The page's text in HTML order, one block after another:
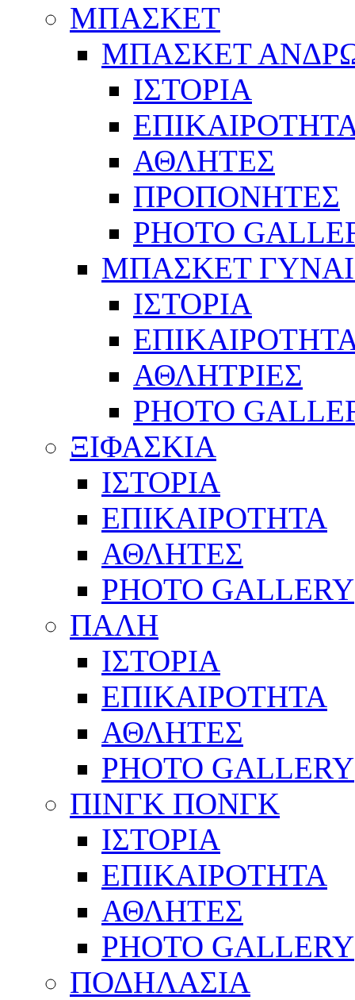
ΜΠΑΣΚΕΤ
ΜΠΑΣΚΕΤ
ΙΣΤΟΡΙΑ
ΑΘΛΗΤΕΣ
ΠΡΟΠΟΝΗΤΕΣ
PHOTO
ΜΠΑΣΚΕΤ
ΙΣΤΟΡΙΑ
ΑΘΛΗΤΡΙΕΣ
PHOTO
ΞΙΦΑΣΚΙΑ
ΙΣΤΟΡΙΑ
ΕΠΙΚΑΙΡΟΤΗΤΑ
ΑΘΛΗΤΕΣ
PHOTO GALLERY
ΠΑΛΗ
ΙΣΤΟΡΙΑ
ΕΠΙΚΑΙΡΟΤΗΤΑ
ΑΘΛΗΤΕΣ
PHOTO GALLERY
ΠΙΝΓΚ ΠΟΝΓΚ
ΙΣΤΟΡΙΑ
ΕΠΙΚΑΙΡΟΤΗΤΑ
ΑΘΛΗΤΕΣ
PHOTO GALLERY
ΠΟΔΗΛΑΣΙΑ